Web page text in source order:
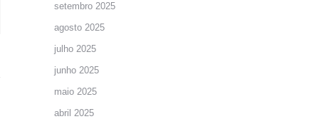
setembro 2025
agosto 2025
julho 2025
junho 2025
maio 2025
abril 2025